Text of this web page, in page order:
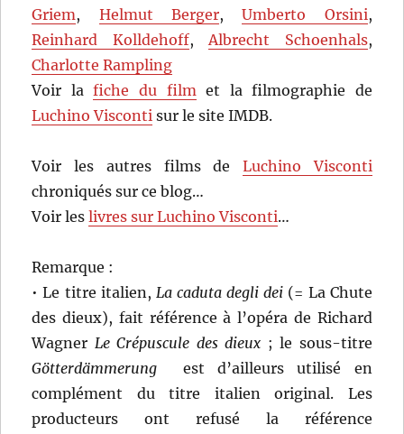
Griem, Helmut Berger,Umberto Orsini,
Reinhard Kolldehoff,Albrecht Schoenhals,
Charlotte Rampling
Voir lafiche du filmet la filmographie de
Luchino Visconti sur le site IMDB.
Voir les autres films de Luchino Visconti
chroniqués sur ce blog…
Voir leslivres sur Luchino Visconti…
Remarque :
• Le titre italien, La caduta degli dei (= La Chute
des dieux), fait référence à l’opéra de Richard
Wagner Le Crépuscule des dieux ; le sous-titre
Götterdämmerung est d’ailleurs utilisé en
complément du titre italien original. Les
producteurs ont refusé la référence